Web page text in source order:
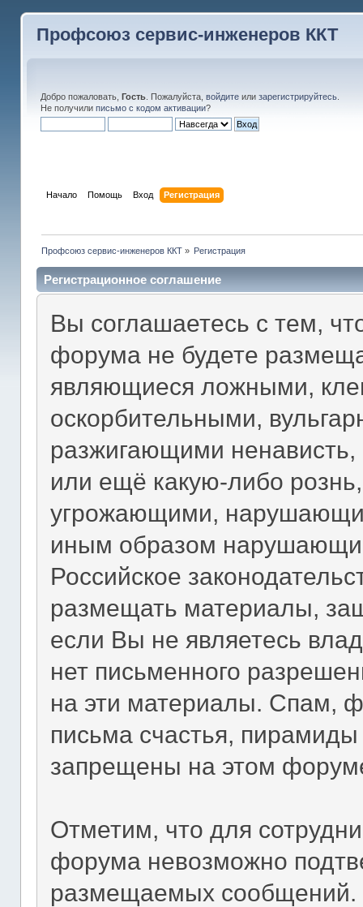
Профсоюз сервис-инженеров ККТ
Добро пожаловать, Гость. Пожалуйста, войдитеили зарегистрируйтесь.
Не получили письмо с кодом активации?
Начало Помощь Вход Регистрация
Профсоюз сервис-инженеров ККТ» Регистрация
Регистрационное соглашение
Вы соглашаетесь с тем,
форума не будете
являющиеся ложными,
оскорбительными,
разжигающими
или ещё какую-либо
угрожающими,
иным образом
Российское
размещать материалы,
если Вы не являетесь
нет письменного
на эти материалы. Спам,
письма счастья, пирамиды
запрещены на этом
Отметим, что для
форума невозможно
размещаемых сообщений.